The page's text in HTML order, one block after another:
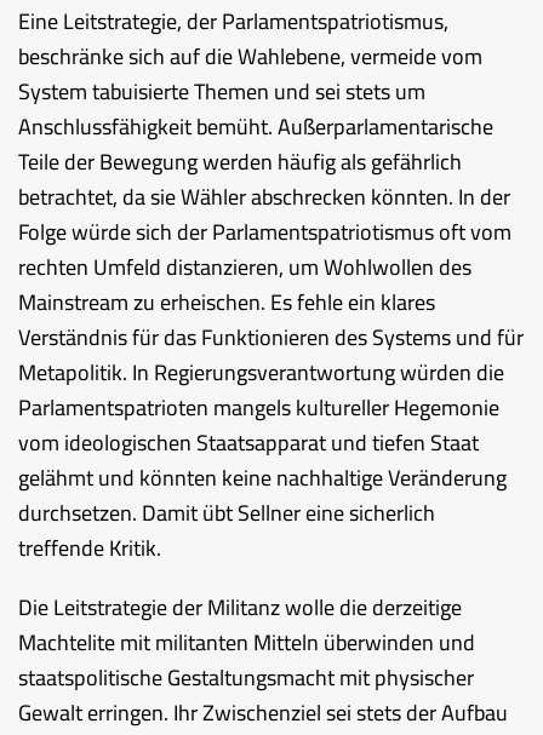
Eine Leitstrategie, der Parlamentspatriotismus,
beschränke sich auf die Wahlebene, vermeide vom
System tabuisierte Themen und sei stets um
Anschlussfähigkeit bemüht. Außerparlamentarische
Teile der Bewegung werden häufig als gefährlich
betrachtet, da sie Wähler abschrecken könnten. In der
Folge würde sich der Parlamentspatriotismus oft vom
rechten Umfeld distanzieren, um Wohlwollen des
Mainstream zu erheischen. Es fehle ein klares
Verständnis für das Funktionieren des Systems und für
Metapolitik. In Regierungsverantwortung würden die
Parlamentspatrioten mangels kultureller Hegemonie
vom ideologischen Staatsapparat und tiefen Staat
gelähmt und könnten keine nachhaltige Veränderung
durchsetzen. Damit übt Sellner eine sicherlich
treffende Kritik.
Die Leitstrategie der Militanz wolle die derzeitige
Machtelite mit militanten Mitteln überwinden und
staatspolitische Gestaltungsmacht mit physischer
Gewalt erringen. Ihr Zwischenziel sei stets der Aufbau